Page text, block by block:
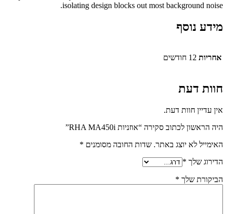
isolating design blocks out most background noise.
מידע נוסף
אחריות 12 חודשים
חוות דעת
אין עדיין חוות דעת.
היה הראשון לכתוב סקירה “אוזניות RHA MA450i”
האימייל לא יוצג באתר. שדות החובה מסומנים *
הדירוג שלך *
הביקורת שלך *